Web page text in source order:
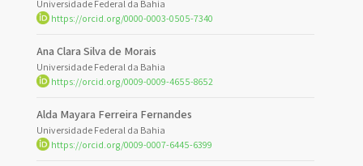
Universidade Federal da Bahia
https://orcid.org/0000-0003-0505-7340
Ana Clara Silva de Morais
Universidade Federal da Bahia
https://orcid.org/0009-0009-4655-8652
Alda Mayara Ferreira Fernandes
Universidade Federal da Bahia
https://orcid.org/0009-0007-6445-6399